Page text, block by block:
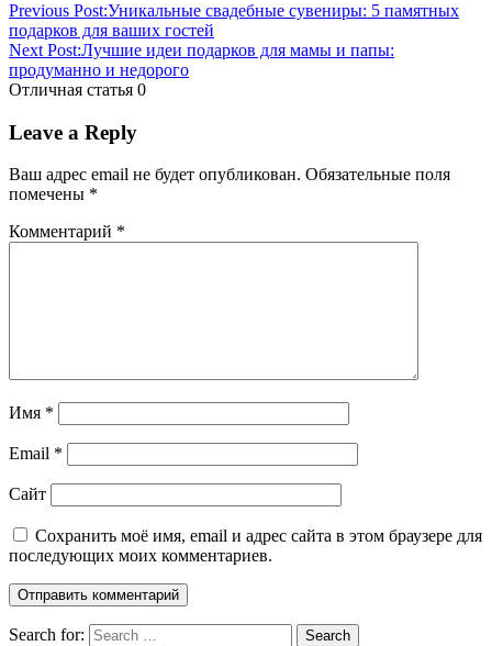
Previous Post:Уникальные свадебные сувениры: 5 памятных
подарков для ваших гостей
Next Post:Лучшие идеи подарков для мамы и папы:
продуманно и недорого
Отличная статья 0
Leave a Reply
Ваш адрес email не будет опубликован. Обязательные поля
помечены *
Комментарий *
Имя *
Email *
Сайт
Сохранить моё имя, email и адрес сайта в этом браузере для
последующих моих комментариев.
Search for: Search